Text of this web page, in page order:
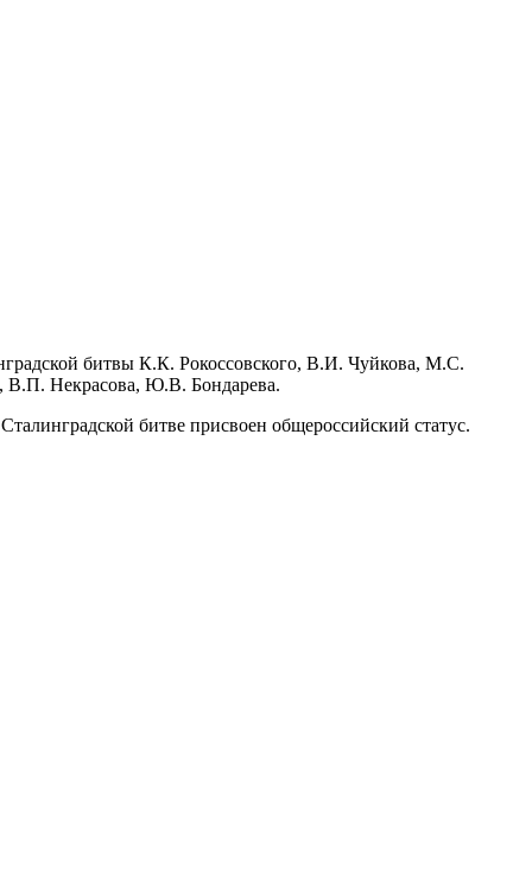
битвы К.К. Рокоссовского, В.И. Чуйкова, М.С.
В.П. Некрасова, Ю.В. Бондарева.
битве присвоен общероссийский статус.